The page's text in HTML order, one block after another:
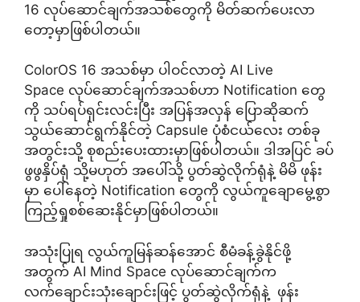
16 လုပ်ဆောင်ချက်အသစ်တွေကို မိတ်ဆက်ပေးလာ
တော့မှာဖြစ်ပါတယ်။
ColorOS 16 အသစ်မှာ ပါဝင်လာတဲ့ AI Live
Space လုပ်ဆောင်ချက်အသစ်ဟာ Notification တွေ
ကို သပ်ရပ်ရှင်းလင်းပြီး အပြန်အလှန် ပြောဆိုဆက်
သွယ်ဆောင်ရွက်နိုင်တဲ့ Capsule ပုံစံငယ်လေး တစ်ခု
အတွင်းသို့ စုစည်းပေးထားမှာဖြစ်ပါတယ်။ ဒါအပြင် ခပ်
ဖွဖွနှိပ်ရုံ သို့မဟုတ် အပေါ်သို့ ပွတ်ဆွဲလိုက်ရုံနဲ့ မိမိ ဖုန်း
မှာ ပေါ်နေတဲ့ Notification တွေကို လွယ်ကူချောမွေ့စွာ
ကြည့်ရှုစစ်ဆေးနိုင်မှာဖြစ်ပါတယ်။
အသုံးပြုရ လွယ်ကူမြန်ဆန်အောင် စီမံခန့်ခွဲနိုင်ဖို့
အတွက် AI Mind Space လုပ်ဆောင်ချက်က
လက်ချောင်းသုံးချောင်းဖြင့် ပွတ်ဆွဲလိုက်ရုံနဲ့ ဖုန်း